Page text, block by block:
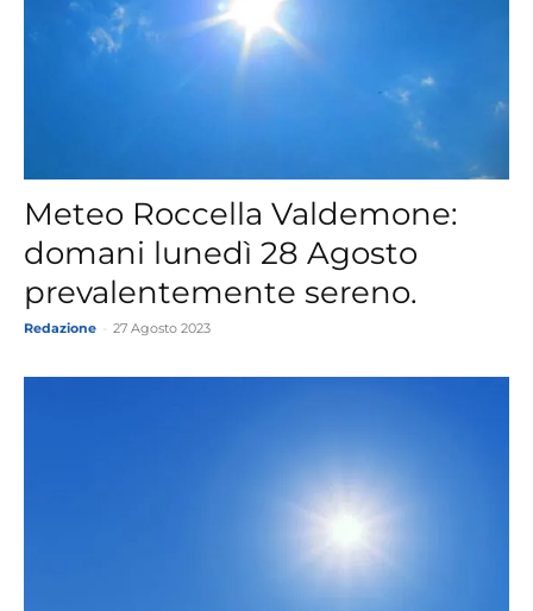
Meteo Roccella Valdemone:
domani lunedì 28 Agosto
prevalentemente sereno.
Redazione 27 Agosto 2023